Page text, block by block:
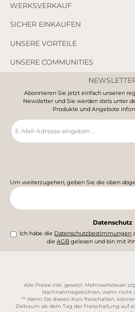
WERKSVERKAUF
SICHER EINKAUFEN
UNSERE COMMUNITIES
UNSERE VORTEILE
Abonnieren Sie jetzt einfach unseren
Newsletter und Sie werden stets unter
Produkte und Angebote
E-
Mail-
Adresse
Um weiterzugehen, geben Sie die oben
Datenschutz
Ich habe die Datenschutzbestimmungen
dieAGB gelesen und bin mit
Alle Preise inkl. gesetzl. Mehrwertsteuer
Nachnahmegebühren, wenn nicht
** Wenn Sie diesen Kurs freischalten,
Zeitraum ab dem Tag der Freischaltung auf